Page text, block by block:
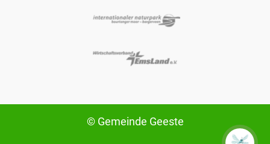
© Gemeinde Geeste